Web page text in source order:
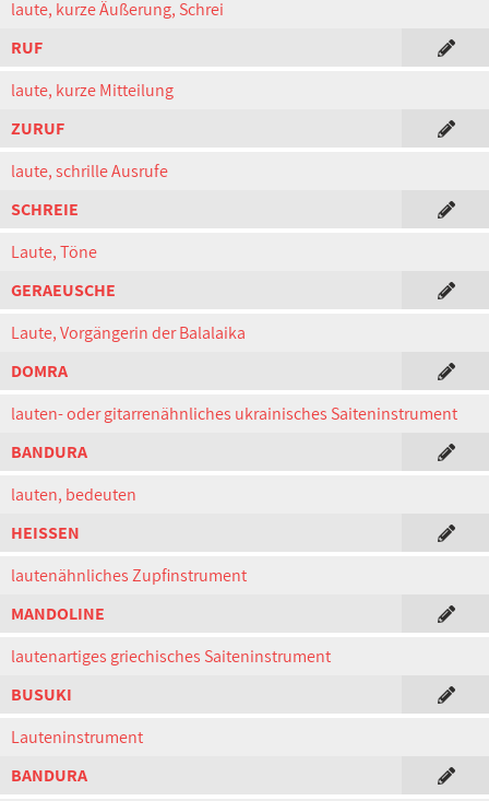
laute, kurze Äußerung, Schrei
RUF
laute, kurze Mitteilung
ZURUF
laute, schrille Ausrufe
SCHREIE
Laute, Töne
GERAEUSCHE
Laute, Vorgängerin der Balalaika
DOMRA
lauten- oder gitarrenähnliches ukrainisches Saiteninstrument
BANDURA
lauten, bedeuten
HEISSEN
lautenähnliches Zupfinstrument
MANDOLINE
lautenartiges griechisches Saiteninstrument
BUSUKI
Lauteninstrument
BANDURA